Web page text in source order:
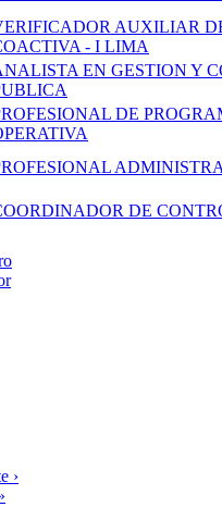
AUXILIAR
- I LIMA
EN GESTION Y
DE
DE
›